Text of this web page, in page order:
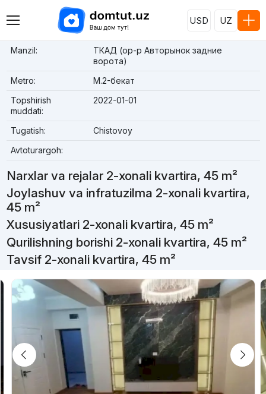
USD UZ
Manzil:
ТКАД (ор-р Авторынок задние
ворота)
Metro:
М.2-бекат
Topshirish
muddati:
2022-01-01
Tugatish:
Chistovoy
Avtoturargoh:
Narxlar va rejalar 2-xonali kvartira, 45 m²
Joylashuv va infratuzilma 2-xonali kvartira,
45 m²
Xususiyatlari 2-xonali kvartira, 45 m²
Qurilishning borishi 2-xonali kvartira, 45 m²
Tavsif 2-xonali kvartira, 45 m²